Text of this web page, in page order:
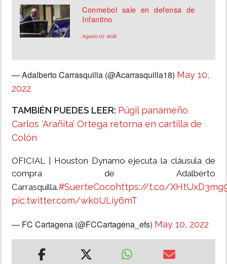
Conmebol sale en defensa de
Infantino
Agosto 07, 2026
— Adalberto Carrasquilla (@Acarrasquilla18) May 10,
2022
TAMBIÉN PUEDES LEER: Púgil panameño
Carlos ‘Arañita’ Ortega retorna en cartilla de
Colón
OFICIAL | Houston Dynamo ejecuta la cláusula de
compra de Adalberto
Carrasquilla.#SuerteCocohttps://t.co/
pic.twitter.com/wk0ULiy6mT
— FC Cartagena (@FCCartagena_efs) May 10, 2022